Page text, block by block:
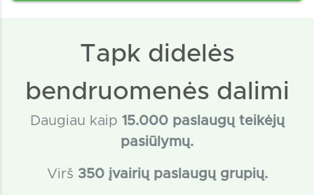
Tapk didelės
bendruomenės dalimi
Daugiau kaip 15.000 paslaugų teikėjų
pasiūlymų.
Virš 350 įvairių paslaugų grupių.